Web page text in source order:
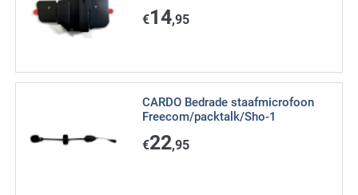
€14,95
CARDO Bedrade staafmicrofoon
Freecom/packtalk/Sho-1
€22,95